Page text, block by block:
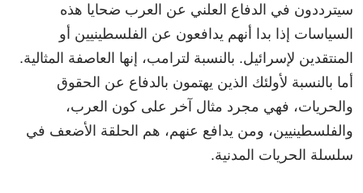
سيترددون في الدفاع العلني عن العرب ضحايا هذه
السياسات إذا بدا أنهم يدافعون عن الفلسطينيين أو
المنتقدين لإسرائيل. بالنسبة لترامب، إنها العاصفة المثالية.
أما بالنسبة لأولئك الذين يهتمون بالدفاع عن الحقوق
والحريات، فهي مجرد مثال آخر على كون العرب،
والفلسطينيين، ومن يدافع عنهم، هم الحلقة الأضعف في
سلسلة الحريات المدنية.